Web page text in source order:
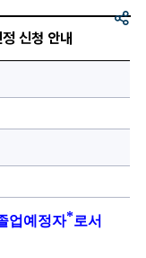
공
신청 안내
업예정자*로서